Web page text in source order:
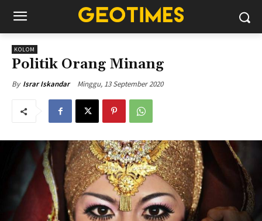
KOLOM
Politik Orang Minang
By Israr Iskandar Minggu, 13 September 2020